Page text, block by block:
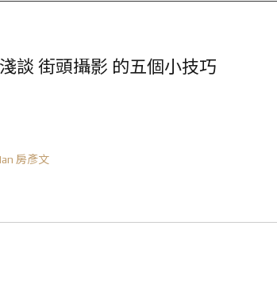
淺談 街頭攝影 的五個小技巧
Ian 房彥文